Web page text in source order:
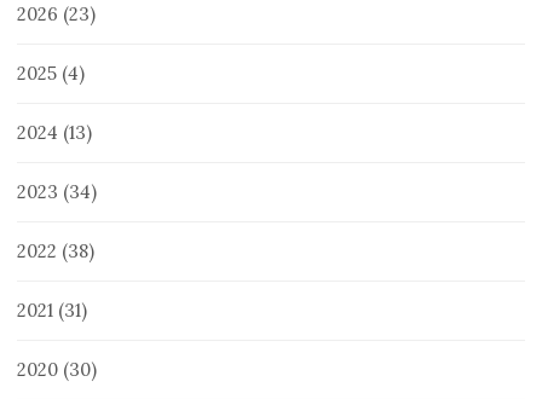
2026 (23)
2025 (4)
2024 (13)
2023 (34)
2022 (38)
2021 (31)
2020 (30)